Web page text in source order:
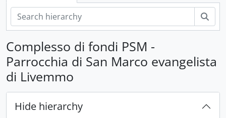
Complesso di fondi PSM -
Parrocchia di San Marco evangelista
di Livemmo
Hide hierarchy